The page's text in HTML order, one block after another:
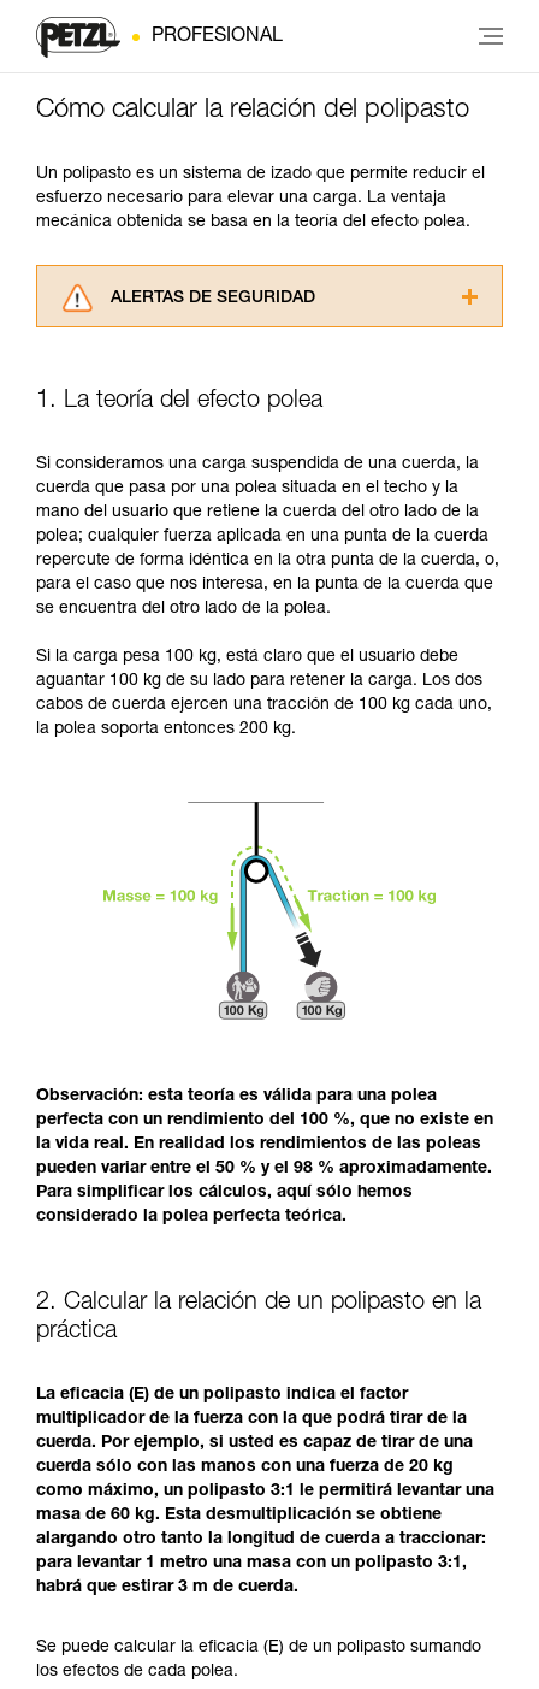
PROFESIONAL
Cómo calcular la relación del polipasto
Un polipasto es un sistema de izado que permite reducir el
esfuerzo necesario para elevar una carga. La ventaja
mecánica obtenida se basa en la teoría del efecto polea.
ALERTAS DE SEGURIDAD
consultarlo. Usted debe comprender la
información de la ficha técnica para poder
Dominar estas técnicas requiere una formación
y un entrenamiento específico. Confirme a
través de un profesional su capacidad para
ejecutar estas técnicas, solo y con total
seguridad, antes de ejecutarlas de forma
autónoma.
Damos ejemplos de técnicas relacionadas con
describimos aquí.
1. La teoría del efecto polea
Si consideramos una carga suspendida de una cuerda, la
cuerda que pasa por una polea situada en el techo y la
mano del usuario que retiene la cuerda del otro lado de la
polea; cualquier fuerza aplicada en una punta de la cuerda
repercute de forma idéntica en la otra punta de la cuerda, o,
para el caso que nos interesa, en la punta de la cuerda que
se encuentra del otro lado de la polea.
Si la carga pesa 100 kg, está claro que el usuario debe
aguantar 100 kg de su lado para retener la carga. Los dos
cabos de cuerda ejercen una tracción de 100 kg cada uno,
la polea soporta entonces 200 kg.
Observación: esta teoría es válida para una polea
perfecta con un rendimiento del 100 %, que no existe en
la vida real. En realidad los rendimientos de las poleas
pueden variar entre el 50 % y el 98 % aproximadamente.
Para simplificar los cálculos, aquí sólo hemos
considerado la polea perfecta teórica.
2. Calcular la relación de un polipasto en la
práctica
La eficacia (E) de un polipasto indica el factor
multiplicador de la fuerza con la que podrá tirar de la
cuerda. Por ejemplo, si usted es capaz de tirar de una
cuerda sólo con las manos con una fuerza de 20 kg
como máximo, un polipasto 3:1 le permitirá levantar una
masa de 60 kg. Esta desmultiplicación se obtiene
alargando otro tanto la longitud de cuerda a traccionar:
para levantar 1 metro una masa con un polipasto 3:1,
habrá que estirar 3 m de cuerda.
Se puede calcular la eficacia (E) de un polipasto sumando
los efectos de cada polea.